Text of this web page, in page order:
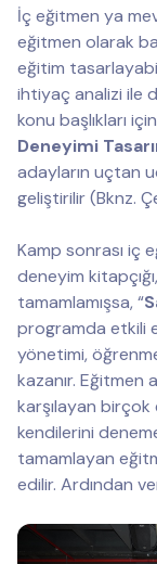
İç eğitmen ya
eğitmen olarak
eğitim
ihtiyaç analizi ile
konu başlıkları
Deneyimi
adayların uçtan
geliştirilir (Bknz.
Kamp sonrası iç
deneyim
tamamlamışsa, “
programda etkili
yönetimi,
kazanır. Eğitmen
karşılayan
kendilerini
tamamlayan
edilir. Ardından